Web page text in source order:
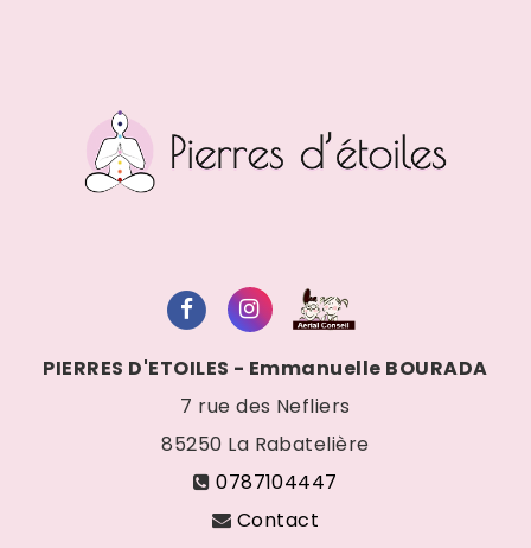
PIERRES D'ETOILES - Emmanuelle BOURADA
7 rue des Nefliers
85250 La Rabatelière
0787104447
Contact